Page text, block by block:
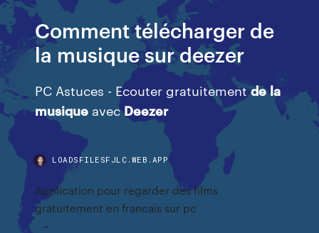
Comment télécharger de
la musique sur deezer
PC Astuces - Ecouter gratuitementde la
musique avecDeezer
LOADSFILESFJLC.WEB.APP
Application pour regarder des films
gratuitement en francais sur pc